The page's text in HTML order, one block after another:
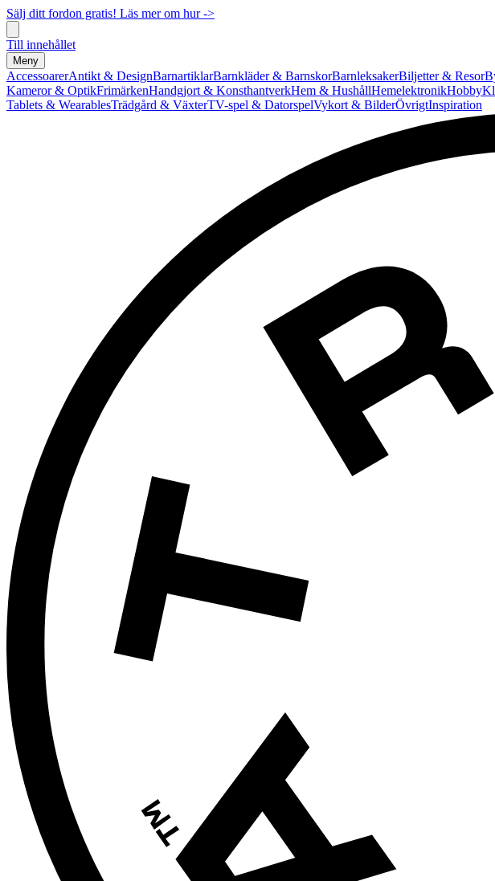
Sälj ditt fordon gratis! Läs mer om hur ->
Till innehållet
Meny
AccessoarerAntikt & DesignBarnartiklarBarnkläder & BarnskorBarnleksakerBiljetter & Resor
Kameror & OptikFrimärkenHandgjort & KonsthantverkHem & HushållHemelektronikHobby
Tablets & WearablesTrädgård & VäxterTV-spel & DatorspelVykort & BilderÖvrigtInspiration